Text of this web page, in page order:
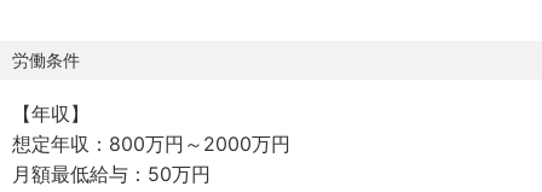
す。
【仕事内容】
■導電ペースト開発
素材選定技術
労働条件
【年収】
想定年収：800万円～2000万円
月額最低給与：50万円